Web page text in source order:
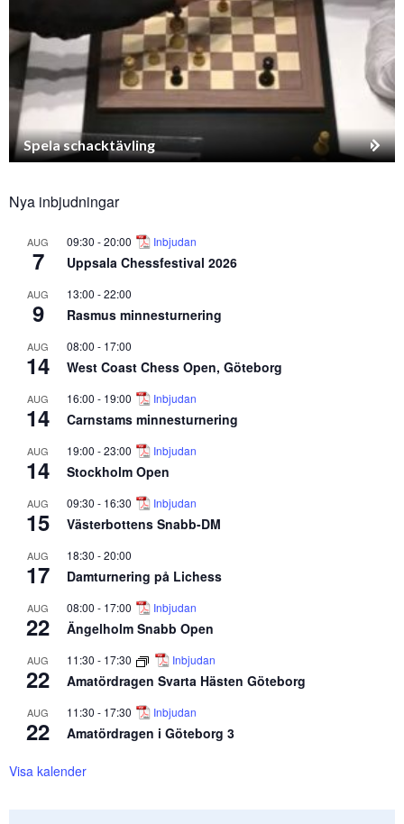
Spela schacktävling
Nya inbjudningar
AUG
7
09:30 -20:00 Inbjudan
Uppsala Chessfestival 2026
AUG
9
13:00 -22:00
Rasmus minnesturnering
AUG
14
08:00 - 17:00
West Coast Chess Open, Göteborg
AUG
14
16:00 - 19:00 Inbjudan
Carnstams minnesturnering
AUG
14
19:00 -23:00 Inbjudan
Stockholm Open
AUG
15
09:30 - 16:30 Inbjudan
Västerbottens Snabb-DM
AUG
17
18:30 -20:00
Damturnering på Lichess
AUG
22
08:00 - 17:00 Inbjudan
Ängelholm Snabb Open
AUG
22
11:30 - 17:30 Inbjudan
Amatördragen Svarta Hästen Göteborg
AUG
22
11:30 - 17:30 Inbjudan
Amatördragen i Göteborg 3
Visa kalender